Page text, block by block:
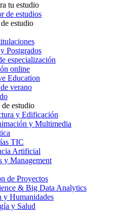
tu estudio
de estudios
estudio
Postgrados
especialización
online
Education
verano
de estudio
y Edificación
y Multimedia
TIC
Artificial
y Management
de Proyectos
& Big Data Analytics
y Humanidades
y Salud